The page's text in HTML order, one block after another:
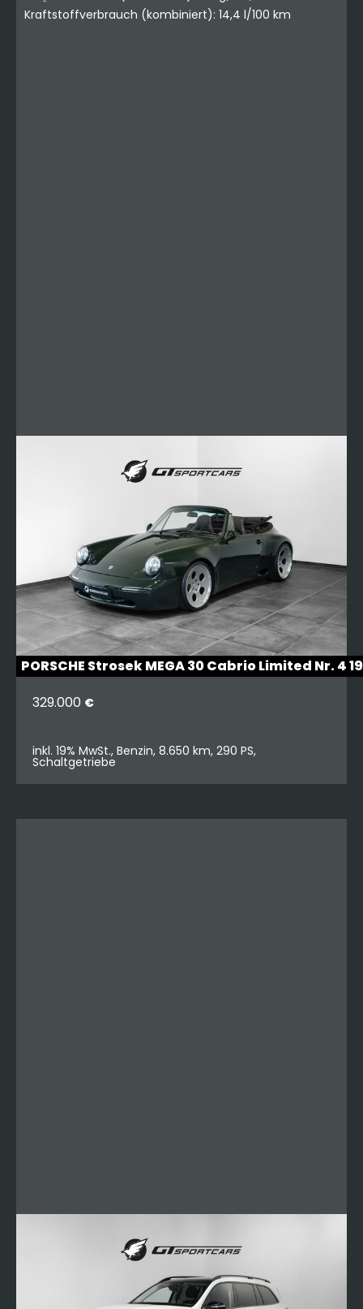
Kraftstoffverbrauch (kombiniert): 14,4 l/100 km
PORSCHE Strosek MEGA 30 Cabrio Limited Nr. 4
329.000 €
inkl. 19% MwSt., Benzin, 8.650 km, 290 PS,
Schaltgetriebe